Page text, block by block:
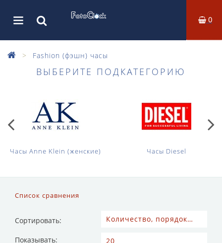
0
Fashion (фэшн) часы
ВЫБЕРИТЕ ПОДКАТЕГОРИЮ
Часы Anne Klein (женские) Часы Diesel
Список сравнения
Сортировать:
Показывать: